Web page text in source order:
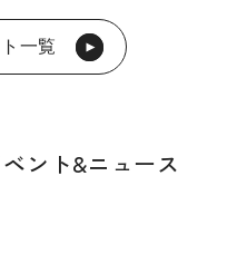
一覧
ント&ニュース